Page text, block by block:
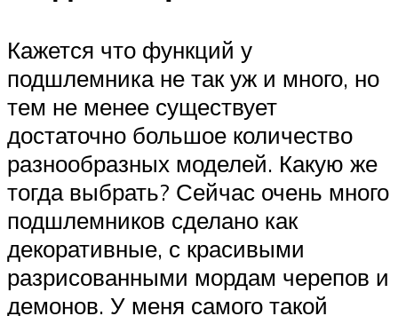
Кажется что функций у
подшлемника не так уж и много, но
тем не менее существует
достаточно большое количество
разнообразных моделей. Какую же
тогда выбрать? Сейчас очень много
подшлемников сделано как
декоративные, с красивыми
разрисованными мордам черепов и
демонов. У меня самого такой